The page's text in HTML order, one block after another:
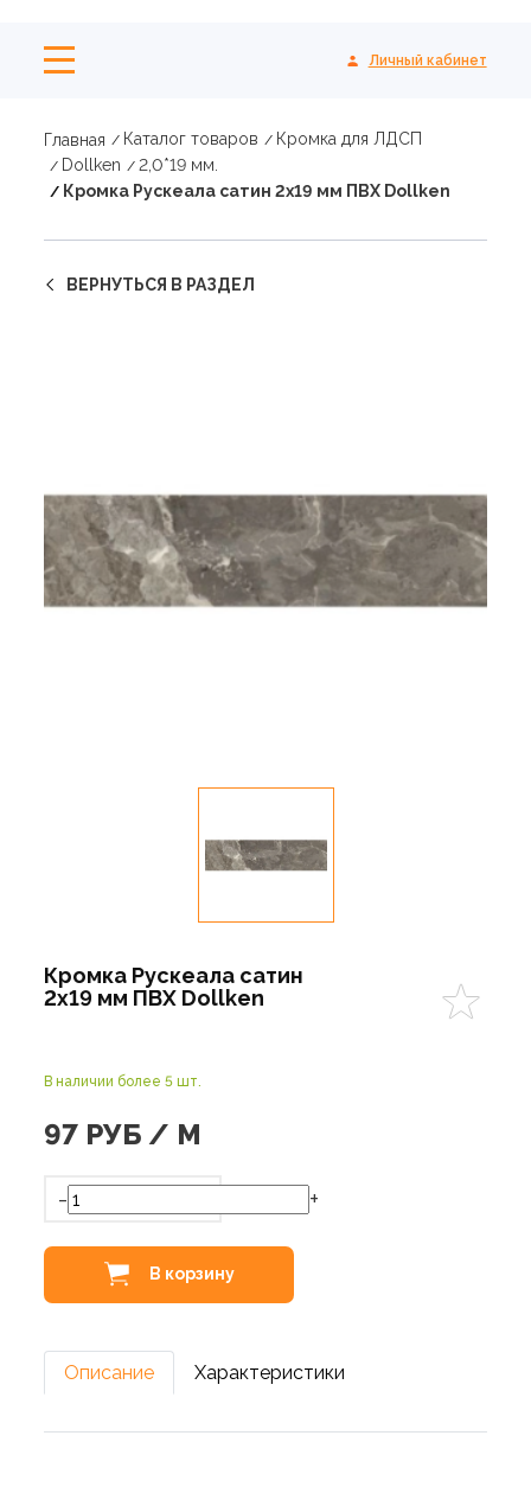
Личный кабинет
Главная Каталог товаров
Кромка для ЛДСП
Dollken
2,0*19 мм.
Кромка Рускеала сатин 2х19 мм ПВХ Dollken
ВЕРНУТЬСЯ В РАЗДЕЛ
Кромка Рускеала сатин
2х19 мм ПВХ Dollken
В наличии более 5 шт.
97 РУБ / М
- +
В корзину
Описание Характеристики